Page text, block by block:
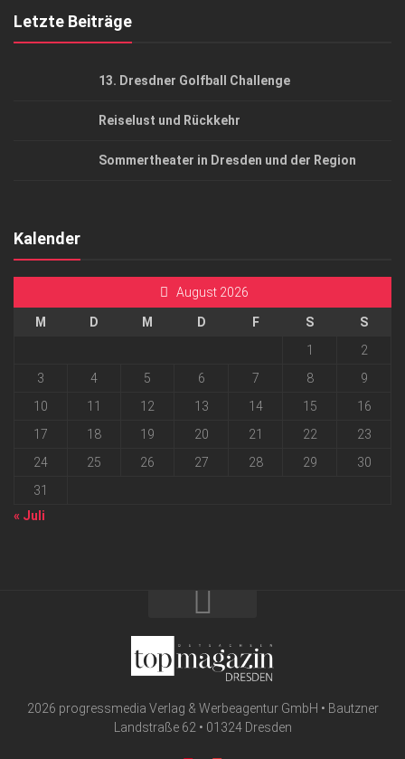
Letzte Beiträge
13. Dresdner Golfball Challenge
Reiselust und Rückkehr
Sommertheater in Dresden und der Region
Kalender
August 2026
M D M D F S
S
1
2
3
4 5 6 7 8
9
10
11 12 13 14 15
16
17
18 19 20 21 22
23
24
25 26 27 28 29
30
31
« Juli
2026 progressmedia Verlag & Werbeagentur GmbH • Bautzner
Landstraße 62 • 01324 Dresden